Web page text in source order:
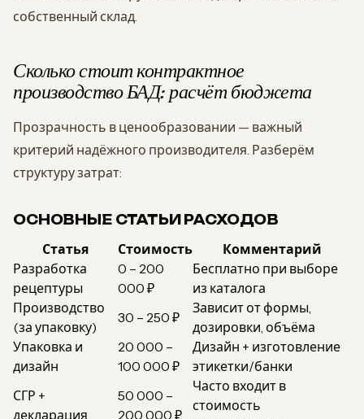
собственный склад.
Сколько стоит контрактное
производство БАД: расчёт бюджета
Прозрачность в ценообразовании — важный
критерий надёжного производителя. Разберём
структуру затрат:
ОСНОВНЫЕ СТАТЬИ РАСХОДОВ
Статья
Стоимость
Комментарий
Разработка
рецептуры
0 – 200
000 ₽
Бесплатно при выборе
из каталога
Производство
(за упаковку)
30 – 250 ₽
Зависит от формы,
дозировки, объёма
Упаковка и
дизайн
20 000 –
100 000 ₽
Дизайн + изготовление
этикетки/банки
СГР +
декларация
50 000 –
200 000 ₽
Часто входит в
стоимость